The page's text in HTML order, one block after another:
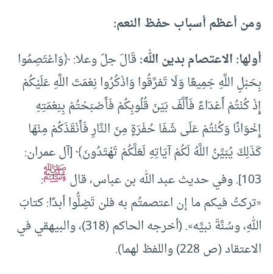
ومن أعظم أسباب حفظ النعم:
أولها: الاعتصام بدين الله:قَالَ جلّ وعلا: ﴿وَاعْتَصِمُوا
بِحَبْلِ اللَّهِ جَمِيعًا وَلَا تَفرَّقُوا وَاذْكُرُوا نِعْمَتَ اللَّهِ عَلَيْكُمْ
إِذْ كُنْتُمْ أَعْدَاءً فَأَلَّفَ بَيْنَ قُلُوبِكُمْ فَأَصْبَحْتُمْ بِنِعْمَتِهِ
إِخْوَانًا وَكُنْتُمْ عَلَى شَفَا حُفْرَةٍ مِنَ النَّارِ فَأَنْقَذَكُمْ مِنْهَا
كَذَلِكَ يُبَيِّنُ اللَّهُ لَكُمْ آيَاتِهِ لَعَلَّكُمْ تَهْتَدُونَ﴾ [آل عمران:
103]. وفي حديث عبد الله بن عباس، قال
ﷺ:
«تركتُ فيكم ما إن اعتصمتُم به فلن تَضِلُّوا أبدًا: كتابَ
اللهِ، وسُنَّةَ نبيِّه». (أخرجه الحاكم (318)، والبيهقي في
الاعتقاد (ص 228) واللفظ لهما).